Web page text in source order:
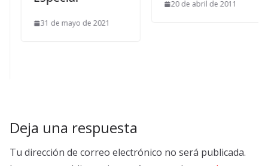
31 de mayo de 2021
20 de abril de 2011
Deja una respuesta
Tu dirección de correo electrónico no será publicada.